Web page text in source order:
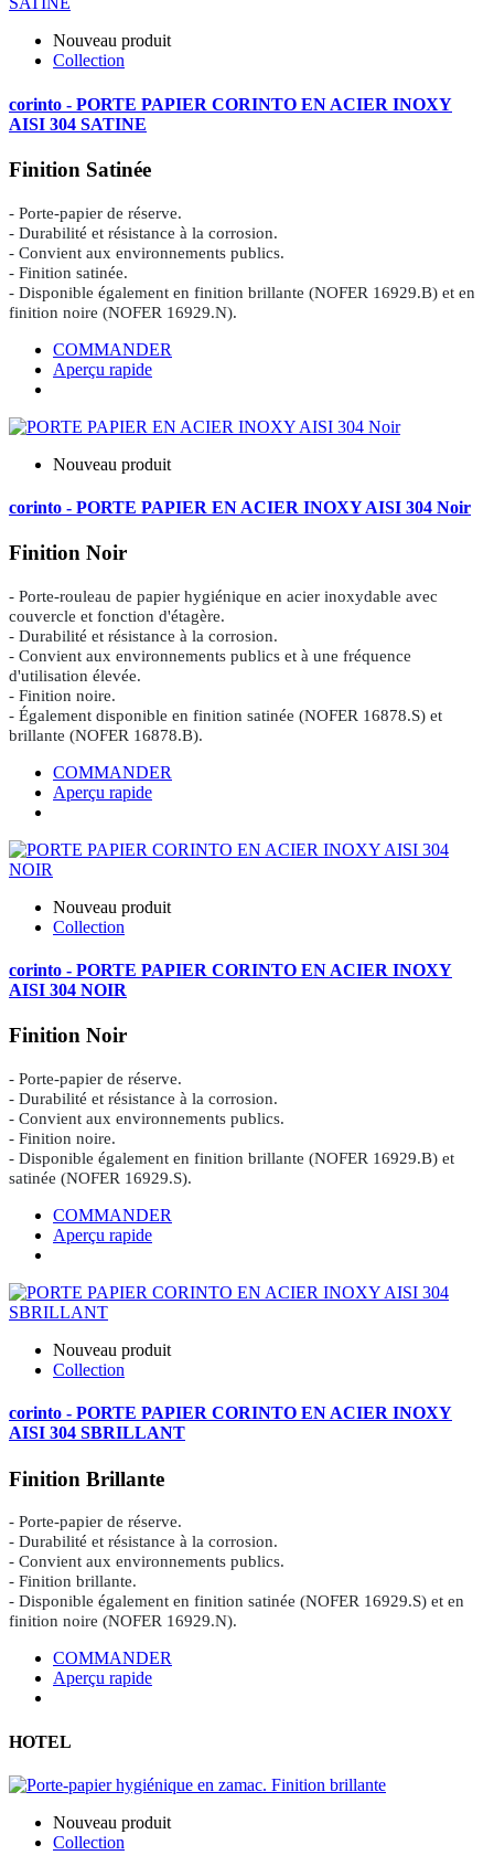
Nouveau produit
Collection
corinto - PORTE PAPIER CORINTO EN ACIER INOXY
AISI 304 SATINE
Finition Satinée
- Porte-papier de réserve.
- Durabilité et résistance à la corrosion.
- Convient aux environnements publics.
- Finition satinée.
- Disponible également en finition brillante (NOFER 16929.B) et en
finition noire (NOFER 16929.N).
COMMANDER
Aperçu rapide
Nouveau produit
corinto - PORTE PAPIER EN ACIER INOXY AISI 304 Noir
Finition Noir
- Porte-rouleau de papier hygiénique en acier inoxydable avec
couvercle et fonction d'étagère.
- Durabilité et résistance à la corrosion.
- Convient aux environnements publics et à une fréquence
d'utilisation élevée.
- Finition noire.
- Également disponible en finition satinée (NOFER 16878.S) et
brillante (NOFER 16878.B).
COMMANDER
Aperçu rapide
Nouveau produit
Collection
corinto - PORTE PAPIER CORINTO EN ACIER INOXY
AISI 304 NOIR
Finition Noir
- Porte-papier de réserve.
- Durabilité et résistance à la corrosion.
- Convient aux environnements publics.
- Finition noire.
- Disponible également en finition brillante (NOFER 16929.B) et
satinée (NOFER 16929.S).
COMMANDER
Aperçu rapide
Nouveau produit
Collection
corinto - PORTE PAPIER CORINTO EN ACIER INOXY
AISI 304 SBRILLANT
Finition Brillante
- Porte-papier de réserve.
- Durabilité et résistance à la corrosion.
- Convient aux environnements publics.
- Finition brillante.
- Disponible également en finition satinée (NOFER 16929.S) et en
finition noire (NOFER 16929.N).
COMMANDER
Aperçu rapide
HOTEL
Nouveau produit
Collection